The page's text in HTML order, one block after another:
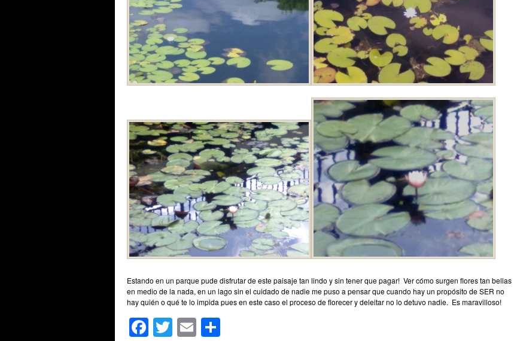
Estando en un parque pude disfrutar de este paisaje tan lindo y sin tener que pagar! Ver cómo surgen flores tan bellas
en medio de la nada, en un lago sin el cuidado de nadie me puso a pensar que cuando hay un propósito de SER no
hay quién o qué te lo impida pues en este caso el proceso de florecer y deleitar no lo detuvo nadie. Es maravilloso!
Facebook
Twitter
Email